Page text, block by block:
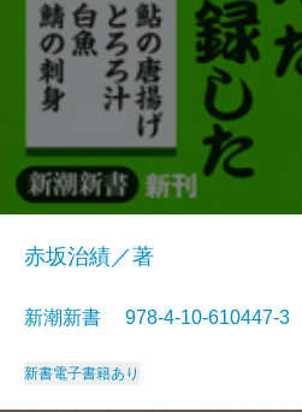
赤坂治績／著
新潮新書 978-4-10-610447-
新書電子書籍あり